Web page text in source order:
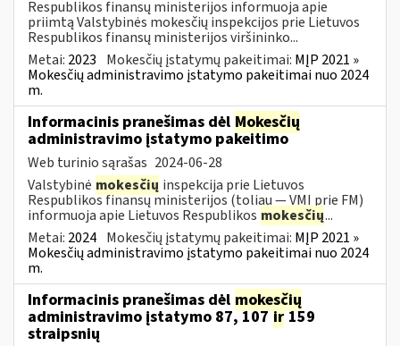
Respublikos finansų ministerijos informuoja apie
priimtą Valstybinės mokesčių inspekcijos prie Lietuvos
Respublikos finansų ministerijos viršininko...
Metai: 2023 Mokesčių įstatymų pakeitimai: MĮP 2021 »
Mokesčių administravimo įstatymo pakeitimai nuo 2024
m.
Informacinis pranešimas dėl Mokesčių
administravimo įstatymo pakeitimo
Web turinio sąrašas 2024-06-28
Valstybinė mokesčių inspekcija prie Lietuvos
Respublikos finansų ministerijos (toliau — VMI prie FM)
informuoja apie Lietuvos Respublikos mokesčių...
Metai: 2024 Mokesčių įstatymų pakeitimai: MĮP 2021 »
Mokesčių administravimo įstatymo pakeitimai nuo 2024
m.
Informacinis pranešimas dėl mokesčių
administravimo įstatymo 87, 107ir159
straipsnių